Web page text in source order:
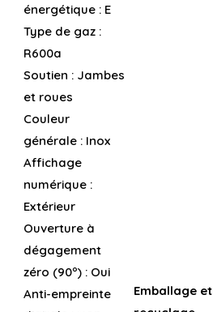
énergétique : E
Type de gaz :
R600a
Soutien : Jambes
et roues
Couleur
générale : Inox
Affichage
numérique :
Extérieur
Ouverture à
dégagement
zéro (90º) : Oui
Anti-empreinte
Emballage et